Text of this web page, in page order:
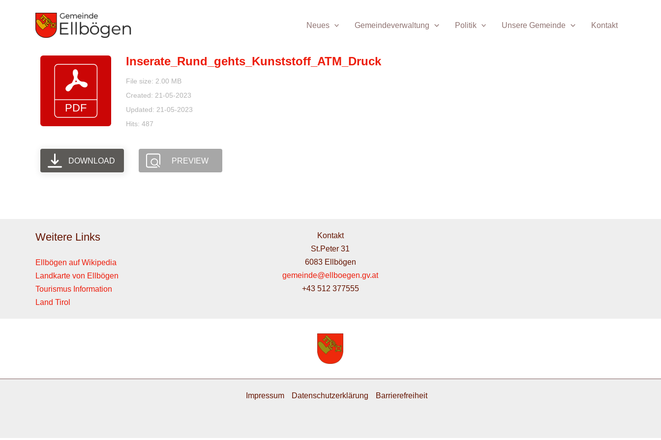
Neues Gemeindeverwaltung Politik Unsere Gemeinde Kontakt
Inserate_Rund_gehts_Kunststoff_ATM_Druck
File size: 2.00 MB
Created: 21-05-2023
Updated: 21-05-2023
Hits: 487
DOWNLOAD PREVIEW
Weitere Links
Ellbögen auf Wikipedia
Landkarte von Ellbögen
Tourismus Information
Land Tirol
Kontakt
St.Peter 31
6083 Ellbögen
gemeinde@ellboegen.gv.at
+43 512 377555
Impressum Datenschutzerklärung Barrierefreiheit